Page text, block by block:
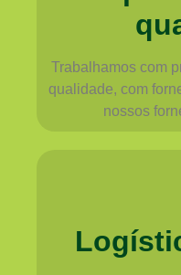
Trabalhamos com
qualidade, com
nossos